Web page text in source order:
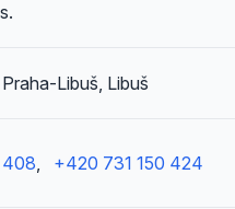
Libuš, Libuš
, +420 731 150 424